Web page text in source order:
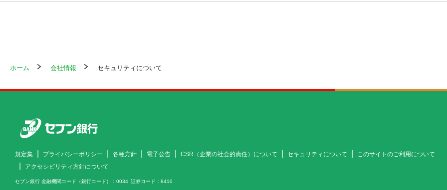
ホーム 会社情報 セキュリティについて
規定集 プライバシーポリシー 各種方針 電子公告 CSR（企業の社会的責任）について セキュリティについて
このサイトのご利用について
アクセシビリティ方針について
セブン銀行 金融機関コード（銀行コード） 0034 証券コード 8410